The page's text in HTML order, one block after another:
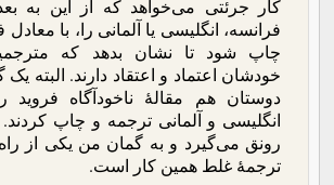
کار جرئتی می‌خواهد که از این به
فرانسه، انگلیسی یا آلمانی را، با
چاپ شود تا نشان بدهد که
خودشان اعتماد و اعتقاد دارند. البته
دوستان هم مقالۀ ناخودآگاه فروید
انگلیسی و آلمانی ترجمه و چاپ
رونق می‌گیرد و به گمان من یکی از
ترجمۀ غلط همین کار است.